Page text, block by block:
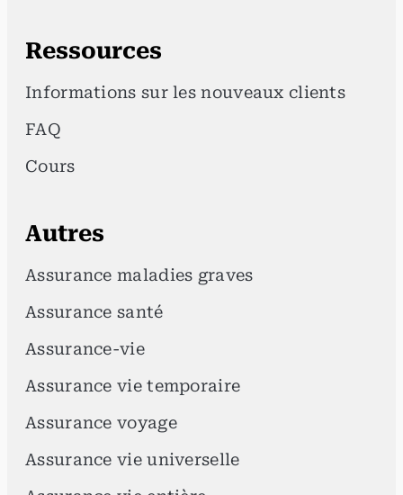
Ressources
Informations sur les nouveaux clients
FAQ
Cours
Autres
Assurance maladies graves
Assurance santé
Assurance-vie
Assurance vie temporaire
Assurance voyage
Assurance vie universelle